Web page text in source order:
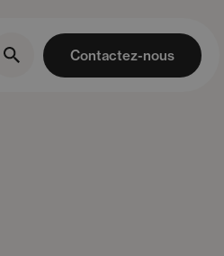
Contactez-nous